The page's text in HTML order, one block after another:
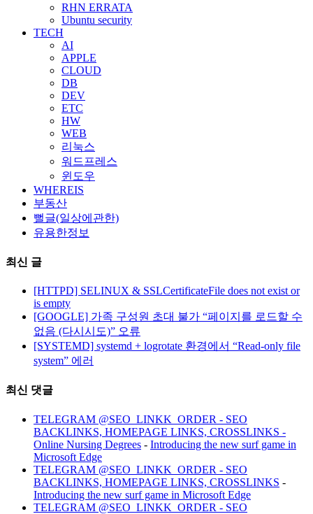
RHN ERRATA
Ubuntu security
TECH
AI
APPLE
CLOUD
DB
DEV
ETC
HW
WEB
리눅스
워드프레스
윈도우
WHEREIS
부동산
뻘글(일상에관한)
유용한정보
최신 글
[HTTPD] SELINUX & SSLCertificateFile does not exist or
is empty
[GOOGLE] 가족 구성원 초대 불가 “페이지를 로드할 수
없음 (다시시도)” 오류
[SYSTEMD] systemd + logrotate 환경에서 “Read-only file
system” 에러
최신 댓글
TELEGRAM @SEO_LINKK_ORDER - SEO
BACKLINKS, HOMEPAGE LINKS, CROSSLINKS -
Online Nursing Degrees - Introducing the new surf game in
Microsoft Edge
TELEGRAM @SEO_LINKK_ORDER - SEO
BACKLINKS, HOMEPAGE LINKS, CROSSLINKS -
Introducing the new surf game in Microsoft Edge
TELEGRAM @SEO_LINKK_ORDER - SEO